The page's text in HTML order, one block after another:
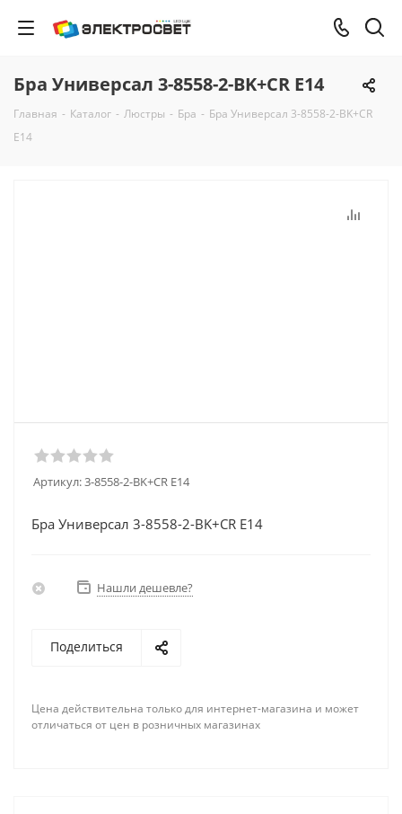
Бра Универсал 3-8558-2-BK+CR E14
Главная - Каталог - Люстры - Бра - Бра Универсал 3-8558-2-BK+CR
E14
Артикул:3-8558-2-BK+CR E14
Бра Универсал 3-8558-2-BK+CR E14
Нашли дешевле?
Поделиться
Цена действительна только для интернет-магазина и может
отличаться от цен в розничных магазинах